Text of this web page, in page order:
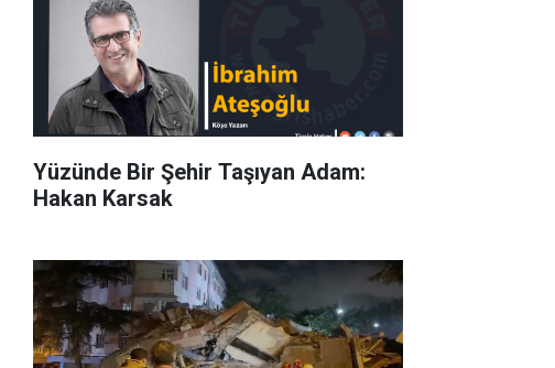
Yüzünde Bir Şehir Taşıyan Adam:
Hakan Karsak